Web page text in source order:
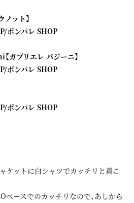
ット】
/ポンパレ SHOP
ブリエレ パジーニ】
/ポンパレ SHOP
/ポンパレ SHOP
ケットに白シャツでカッチリと着こ
ベースでのカッチリなので、あしから